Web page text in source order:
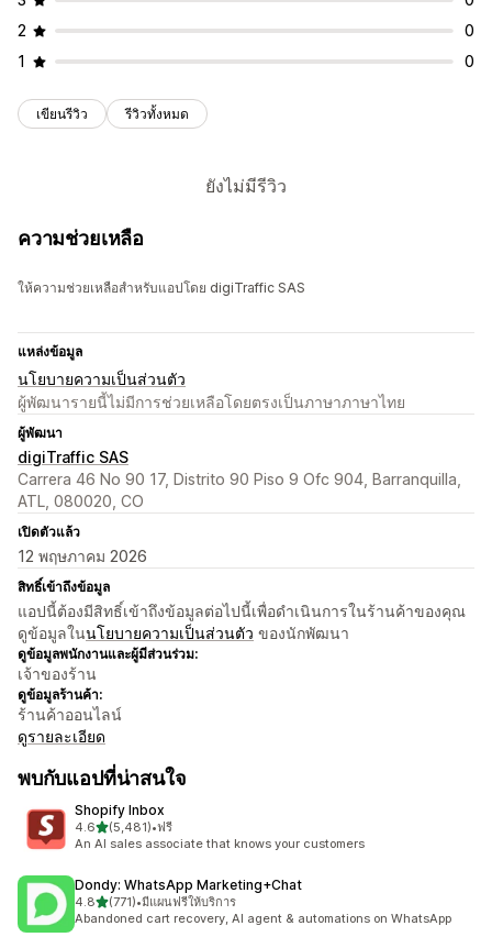
2
0
1
0
เขียนรีวิว รีวิวทั้งหมด
ยังไม่มีรีวิว
ความช่วยเหลือ
ให้ความช่วยเหลือสำหรับแอปโดย digiTraffic SAS
แหล่งข้อมูล
นโยบายความเป็นส่วนตัว
ผู้พัฒนารายนี้ไม่มีการช่วยเหลือโดยตรงเป็นภาษาภาษาไทย
ผู้พัฒนา
digiTraffic SAS
Carrera 46 No 90 17, Distrito 90 Piso 9 Ofc 904, Barranquilla,
ATL, 080020, CO
เปิดตัวแล้ว
12 พฤษภาคม 2026
สิทธิ์เข้าถึงข้อมูล
แอปนี้ต้องมีสิทธิ์เข้าถึงข้อมูลต่อไปนี้เพื่อดำเนินการในร้านค้าของคุณ
ดูข้อมูลในนโยบายความเป็นส่วนตัว ของนักพัฒนา
ดูข้อมูลพนักงานและผู้มีส่วนร่วม:
เจ้าของร้าน
ดูข้อมูลร้านค้า:
ร้านค้าออนไลน์
ดูรายละเอียด
พบกับแอปที่น่าสนใจ
Shopify Inbox
4.6เต็ม 5 ดาว
(5,481)
ทั้งหมด 5481 รีวิว
•ฟรี
An AI sales associate that knows your customers
Dondy: WhatsApp Marketing+Chat
4.8เต็ม 5 ดาว
(771)
ทั้งหมด 771 รีวิว
•มีแผนฟรีให้บริการ
Abandoned cart recovery, AI agent & automations on WhatsApp